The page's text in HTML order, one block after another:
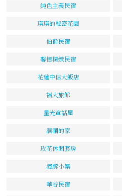
純色主義民宿
瑛瑛的秘密花園
伯爵民宿
馨憶精緻民宿
花蓮中信大飯店
福大旅館
星光童話屋
洄瀾的家
玫花休閒套房
海豚小築
華谷民宿